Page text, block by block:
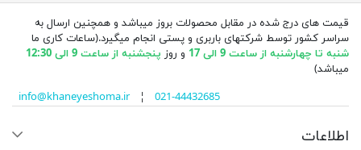
قیمت های درج شده در مقابل محصولات بروز میباشد و همچنین ارسال به
سراسر کشور توسط شرکتهای باربری و پستی انجام میگیرد.(ساعات کاری ما
شنبه تا چهارشنبه از ساعت 9 الی 17
و روز پنجشنبه از ساعت 9 الی 12:30
میباشد)
info@khaneyeshoma.ir¦ 021-44432685
اطلاعات